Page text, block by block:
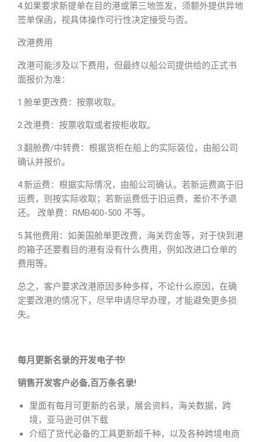
4.如果要求新提单在目的港或第三地签发，须额外提供异地
签单保函，视具体操作可行性决定接受与否。
改港费用
改港可能涉及以下费用，但最终以船公司提供给的正式书
面报价为准：
1.舱单更改费：按票收取。
2.改港费：按票收取或者按柜收取。
3.翻舱费/中转费：根据货柜在船上的实际装位，由船公司
确认并报价。
4.新运费：根据实际情况，由船公司确认。若新运费高于旧
运费，则按实际收取；若新运费低于旧运费，差价不予退
还。 改单费：RMB400-500 不等。
5.其他费用：如美国舱单更改费，海关罚金等，对于快到港
的箱子还要看目的港有没有什么费用，例如改进口仓单的
费用等。
总之，客户要求改港原因多种多样，不论什么原因，在确
定要改港的情况下，尽早申请尽早办理，才能避免更多损
失。
每月更新名录的开发电子书!
销售开发客户必备,百万条名录!
里面有每月可更新的名录，展会资料，海关数据，跨
境，亚马逊可供下载
介绍了货代必备的工具更新超千种，以及各种跨境电商